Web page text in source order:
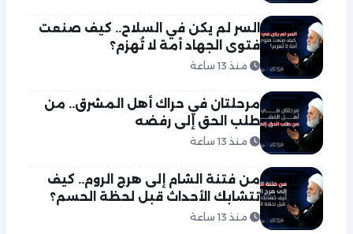
السر لم يكن في السلاح.. كيف صنعت
فتوى الجهاد أمة لا تُهزم؟
منذ 13 ساعة
مرحلتان في حراك أهل المشرق.. من
طلب الحق إلى رفضه
منذ 13 ساعة
من فتنة الشام إلى هرج الروم.. كيف
تتشابك الأحداث قبل لحظة الحسم؟
منذ 13 ساعة